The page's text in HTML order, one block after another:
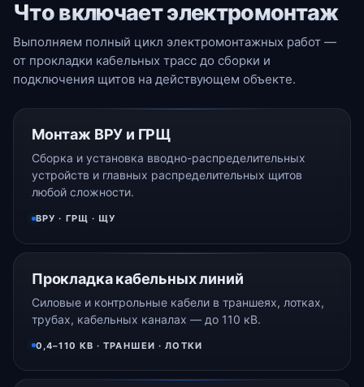
Что включает электромонтаж
Выполняем полный цикл электромонтажных работ —
от прокладки кабельных трасс до сборки и
подключения щитов на действующем объекте.
Монтаж ВРУ и ГРЩ
Сборка и установка вводно-распределительных
устройств и главных распределительных щитов
любой сложности.
ВРУ · ГРЩ · ЩУ
Прокладка кабельных линий
Силовые и контрольные кабели в траншеях, лотках,
трубах, кабельных каналах — до 110 кВ.
0,4–110 КВ · ТРАНШЕИ · ЛОТКИ